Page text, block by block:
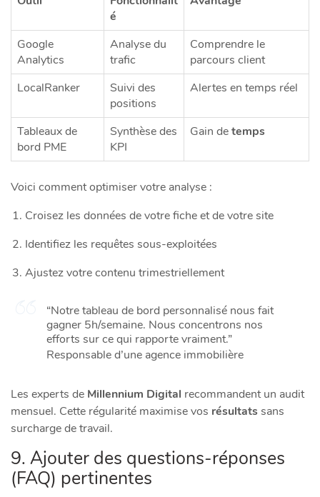
é
Google
Analytics
Analyse du
trafic
Comprendre le
parcours client
LocalRanker
Suivi des
positions
Alertes en temps réel
Tableaux de
bord PME
Synthèse des
KPI
Gain detemps
Voici comment optimiser votre analyse :
Croisez les données de votre fiche et de votre site
Identifiez les requêtes sous-exploitées
Ajustez votre contenu trimestriellement
“Notre tableau de bord personnalisé nous fait
gagner 5h/semaine. Nous concentrons nos
efforts sur ce qui rapporte vraiment.”
Responsable d’une agence immobilière
Les experts de Millennium Digital recommandent un audit
mensuel. Cette régularité maximise vos résultatssans
surcharge de travail.
9. Ajouter des questions-réponses
(FAQ) pertinentes